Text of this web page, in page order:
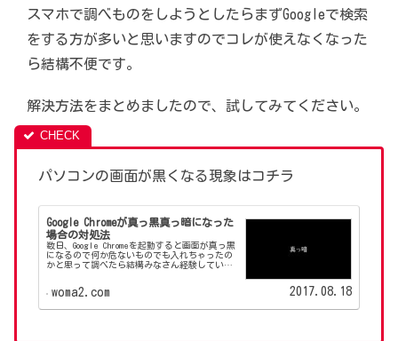
スマホで調べものをしようとしたらまずGoogleで検索
をする方が多いと思いますのでコレが使えなくなった
ら結構不便です。
解決方法をまとめましたので、試してみてください。
パソコンの画面が黒くなる現象はコチラ
Google Chromeが真っ黒真っ暗になった
場合の対処法
数日、Google Chromeを起動すると画面が真っ黒
になるので何か危ないものでも入れちゃったの
かと思って調べたら結構みなさん経験している
woma2.com 2017.08.18